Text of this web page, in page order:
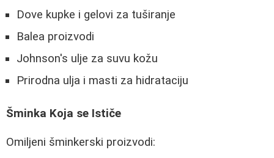
Dove kupke i gelovi za tuširanje
Balea proizvodi
Johnson's ulje za suvu kožu
Prirodna ulja i masti za hidrataciju
Šminka Koja se Ističe
Omiljeni šminkerski proizvodi: